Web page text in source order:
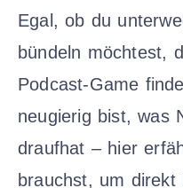
Egal, ob du
bündeln möchtest,
Podcast-Game
neugierig bist, was
draufhat – hier
brauchst, um direkt